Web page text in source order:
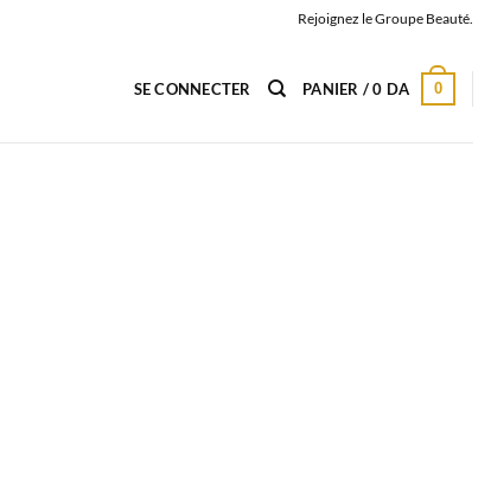
Rejoignez le Groupe Beauté.
SE CONNECTER PANIER /0 DA 0